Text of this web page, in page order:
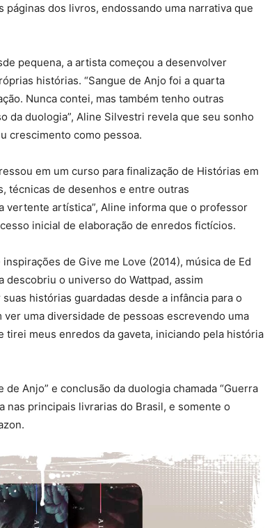
páginas dos livros, endossando uma narrativa que
pequena, a artista começou a desenvolver
histórias. “Sangue de Anjo foi a quarta
Nunca contei, mas também tenho outras
da duologia”, Aline Silvestri revela que seu sonho
crescimento como pessoa.
em um curso para finalização de Histórias em
técnicas de desenhos e entre outras
vertente artística”, Aline informa que o professor
inicial de elaboração de enredos fictícios.
de Give me Love (2014), música de Ed
descobriu o universo do Wattpad, assim
histórias guardadas desde a infância para o
uma diversidade de pessoas escrevendo uma
meus enredos da gaveta, iniciando pela história
Anjo” e conclusão da duologia chamada “Guerra
nas principais livrarias do Brasil, e somente o